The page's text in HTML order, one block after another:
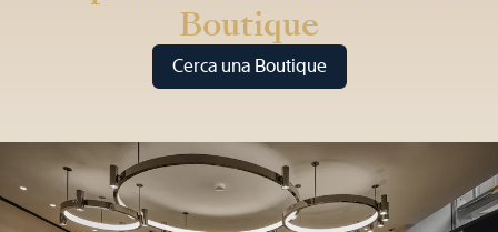
Boutique
Cerca una Boutique